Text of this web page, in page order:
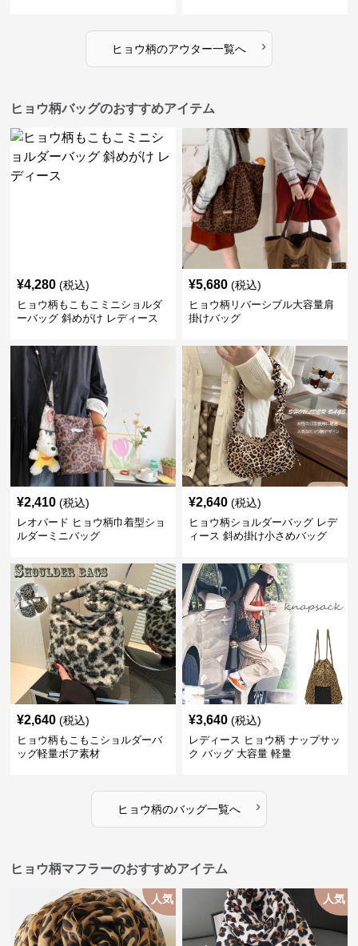
ヒョウ柄のアウター一覧へ ›
ヒョウ柄バッグのおすすめアイテム
¥4,280 (税込)
ヒョウ柄もこもこミニショルダ
ーバッグ 斜めがけ レディース
¥5,680 (税込)
ヒョウ柄リバーシブル大容量肩
掛けバッグ
¥2,410 (税込)
レオパード ヒョウ柄巾着型ショ
ルダーミニバッグ
¥2,640 (税込)
ヒョウ柄ショルダーバッグ レデ
ィース 斜め掛け小さめバッグ
¥2,640 (税込)
ヒョウ柄もこもこショルダーバ
ッグ軽量ボア素材
¥3,640 (税込)
レディース ヒョウ柄 ナップサッ
ク バッグ 大容量 軽量
ヒョウ柄のバッグ一覧へ ›
ヒョウ柄マフラーのおすすめアイテム
人気 人気